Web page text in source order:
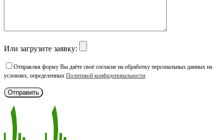
Или загрузите заявку:
Отправляя форму Вы даёте своё согласие на обработку персональных данных на
условиях, определенных Политикой конфиденциальности